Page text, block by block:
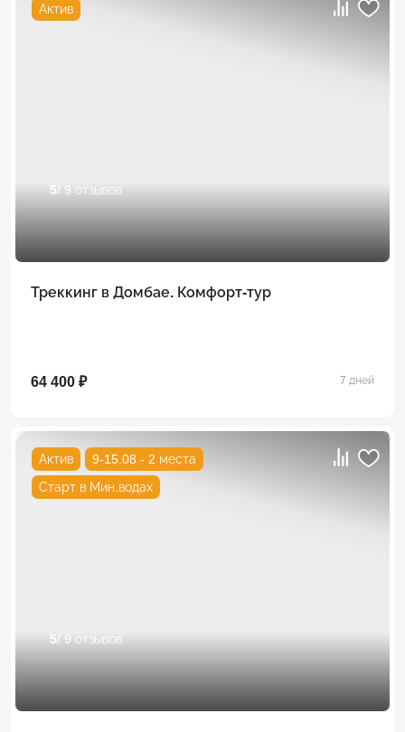
Актив
5/ 9 отзывов
Треккинг в Домбае. Комфорт-тур
64 400 ₽ 7 дней
Актив
9-15.08 - 2 места
Старт в Мин.водах
5/ 9 отзывов